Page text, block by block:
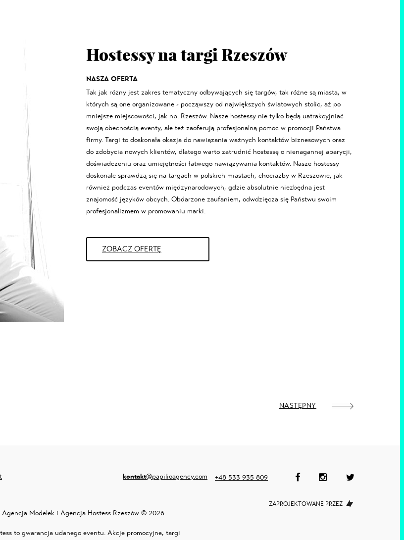
Hostessy na targi Rzeszów
NASZA OFERTA
Tak jak różny jest zakres tematyczny odbywających się targów, tak różne są miasta, w
których są one organizowane - począwszy od największych światowych stolic, aż po
mniejsze miejscowości, jak np. Rzeszów. Nasze hostessy nie tylko będą uatrakcyjniać
swoją obecnością eventy, ale też zaoferują profesjonalną pomoc w promocji Państwa
firmy. Targi to doskonała okazja do nawiązania ważnych kontaktów biznesowych oraz
do zdobycia nowych klientów, dlatego warto zatrudnić hostessę o nienagannej aparycji,
doświadczeniu oraz umiejętności łatwego nawiązywania kontaktów. Nasze hostessy
doskonale sprawdzą się na targach w polskich miastach, chociażby w Rzeszowie, jak
również podczas eventów międzynarodowych, gdzie absolutnie niezbędna jest
znajomość języków obcych. Obdarzone zaufaniem, odwdzięcza się Państwu swoim
profesjonalizmem w promowaniu marki.
ZOBACZ OFERTĘ
NASTĘPNY
+48 533 935 809
kontakt@papilioagency.com
ZAPROJEKTOWANE PRZEZ
Agencja Modelek i Agencja Hostess Rzeszów© 2026
to gwarancja udanego eventu. Akcje promocyjne, targi